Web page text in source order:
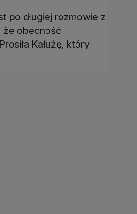
po długiej rozmowie z
że obecność
Kałużę, który